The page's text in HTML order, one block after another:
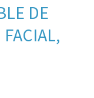
DE
FACIAL,